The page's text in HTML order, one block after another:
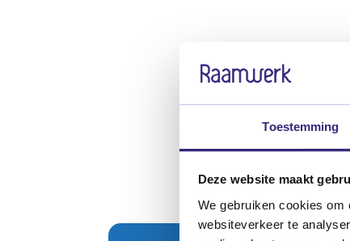
Toestemming
Deze website maakt
We gebruiken cookies om
websiteverkeer te